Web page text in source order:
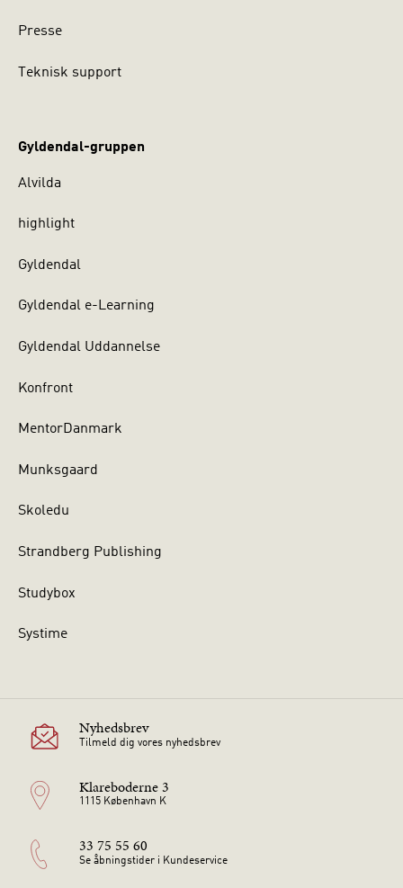
Presse
Teknisk support
Gyldendal-gruppen
Alvilda
highlight
Gyldendal
Gyldendal e-Learning
Gyldendal Uddannelse
Konfront
MentorDanmark
Munksgaard
Skoledu
Strandberg Publishing
Studybox
Systime
Nyhedsbrev
Tilmeld dig vores nyhedsbrev
Klareboderne 3
1115 København K
33 75 55 60
Se åbningstider i Kundeservice